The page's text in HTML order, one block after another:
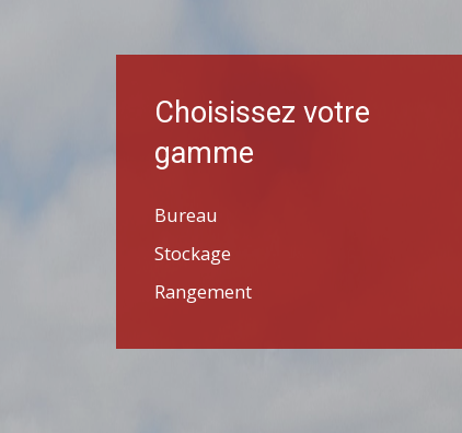
Choisissez votre
gamme
Bureau
Stockage
Rangement